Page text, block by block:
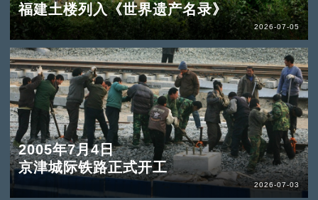
福建土楼列入《世界遗产名录》
2026-07-05
2005年7月4日
京津城际铁路正式开工
2026-07-03